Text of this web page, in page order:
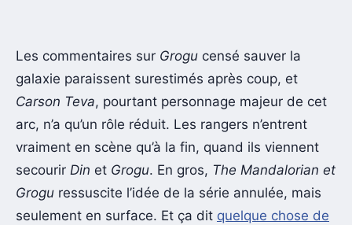
Les commentaires sur Grogu censé sauver la
galaxie paraissent surestimés après coup, et
Carson Teva, pourtant personnage majeur de cet
arc, n’a qu’un rôle réduit. Les rangers n’entrent
vraiment en scène qu’à la fin, quand ils viennent
secourir Din et Grogu. En gros, The Mandalorian et
Grogu ressuscite l’idée de la série annulée, mais
seulement en surface. Et ça dit quelque chose de